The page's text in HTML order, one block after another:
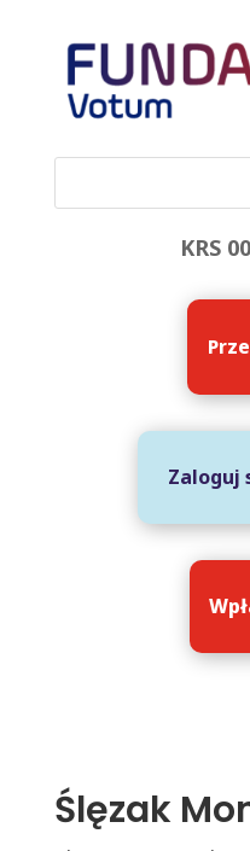
KRS
Zaloguj
Ślęzak